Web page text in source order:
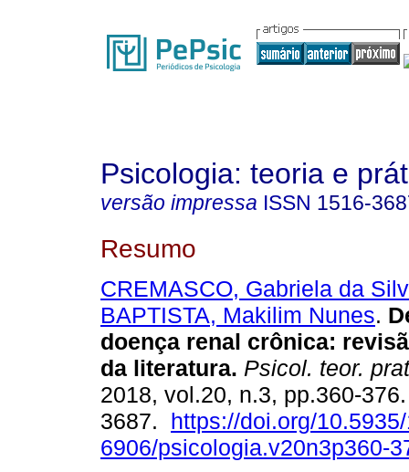
Psicologia: teoria e
versão impressa ISSN 1516-
Resumo
CREMASCO, Gabriela da
BAPTISTA, Makilim Nunes.
doença renal crônica:
da literatura. Psicol. teor.
2018, vol.20, n.3, pp.360-
3687. https://doi.org/
6906/psicologia.v20n3p360-